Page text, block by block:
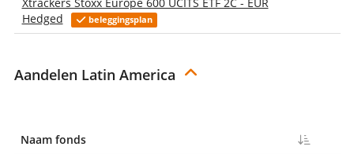
Hedged
beleggingsplan
Aandelen Latin America
Naam fonds